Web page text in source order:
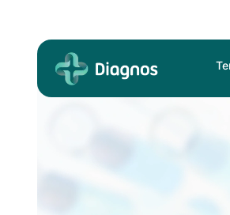
content